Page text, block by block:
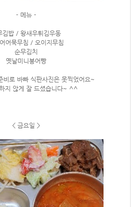
- 메뉴 -
김밥 / 왕새우튀김우동
어묵무침 / 오이지무침
순무김치
옛날미니붕어빵
비로 바빠 식판사진은 못찍었어요~
지 않게 잘 드셨습니다~ ^^
< 금요일 >